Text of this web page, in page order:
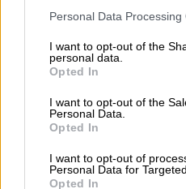
Personal Data Processing
I want to opt-out of the
personal data.
Opted In
I want to opt-out of the
Personal Data.
Opted In
I want to opt-out of
Personal Data for
Opted In
OPINIONES
¿La
guerra